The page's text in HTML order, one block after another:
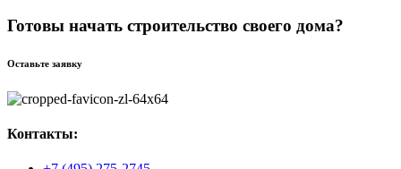
Готовы начать строительство своего дома?
Оставьте заявку
Контакты: